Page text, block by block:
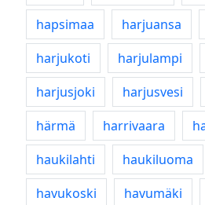
hapsimaa
harjuansa
harjukoti
harjulampi
harjusjoki
harjusvesi
härmä
harrivaara
haukilahti
haukiluoma
havukoski
havumäki